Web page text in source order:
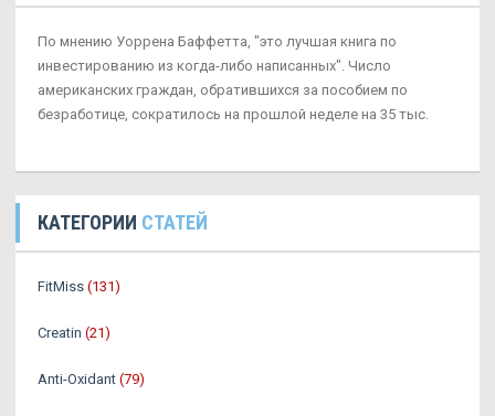
По мнению Уоррена Баффетта, "это лучшая книга по
инвестированию из когда-либо написанных". Число
американских граждан, обратившихся за пособием по
безработице, сократилось на прошлой неделе на 35 тыс.
КАТЕГОРИИ СТАТЕЙ
FitMiss (131)
Creatin (21)
Anti-Oxidant (79)